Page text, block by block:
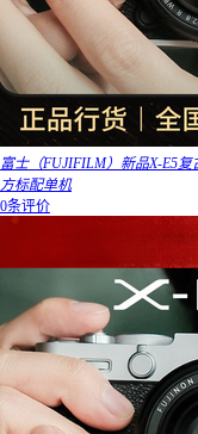
富士（FUJIFILM）新品X-E5
方标配单机
0条评价